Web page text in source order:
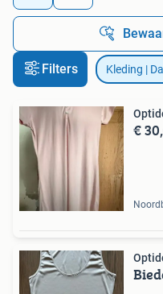
Filters Kleding |
€